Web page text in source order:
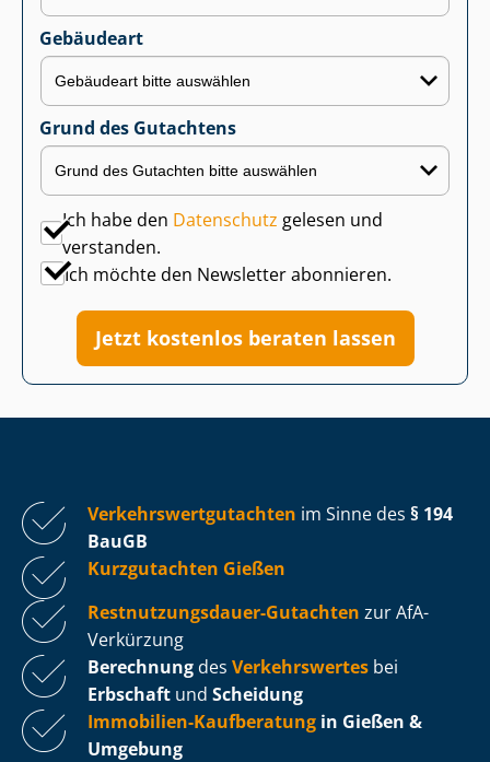
Gebäudeart
Grund des Gutachtens
Ich habe den Datenschutz gelesen und
verstanden.
Ich möchte den Newsletter abonnieren.
Jetzt kostenlos beraten lassen
Ver­kehrs­wert­gut­ach­ten im Sinne des § 194
BauGB
Kurzgutachten Gießen
Rest­nut­zungs­dau­er-Gutachten zur AfA-
Verkürzung
Berechnung des Verkehrswertes bei
Erbschaft und Scheidung
Immobilien-Kaufberatung in Gießen &
Umgebung